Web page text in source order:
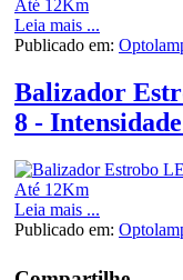
Leia mais ...
Publicado em:
Balizador
8 -
Leia mais ...
Publicado em: